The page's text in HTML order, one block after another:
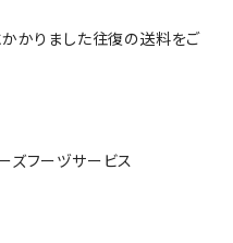
かりました往復の送料をご
フーヅサービス